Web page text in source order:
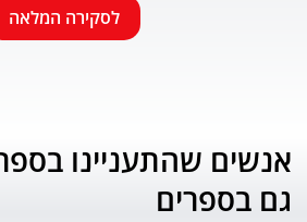
ורגשית בגובה העיניים של
לסקירה המלאה
אנשים שהתעניינו
גם בספרים